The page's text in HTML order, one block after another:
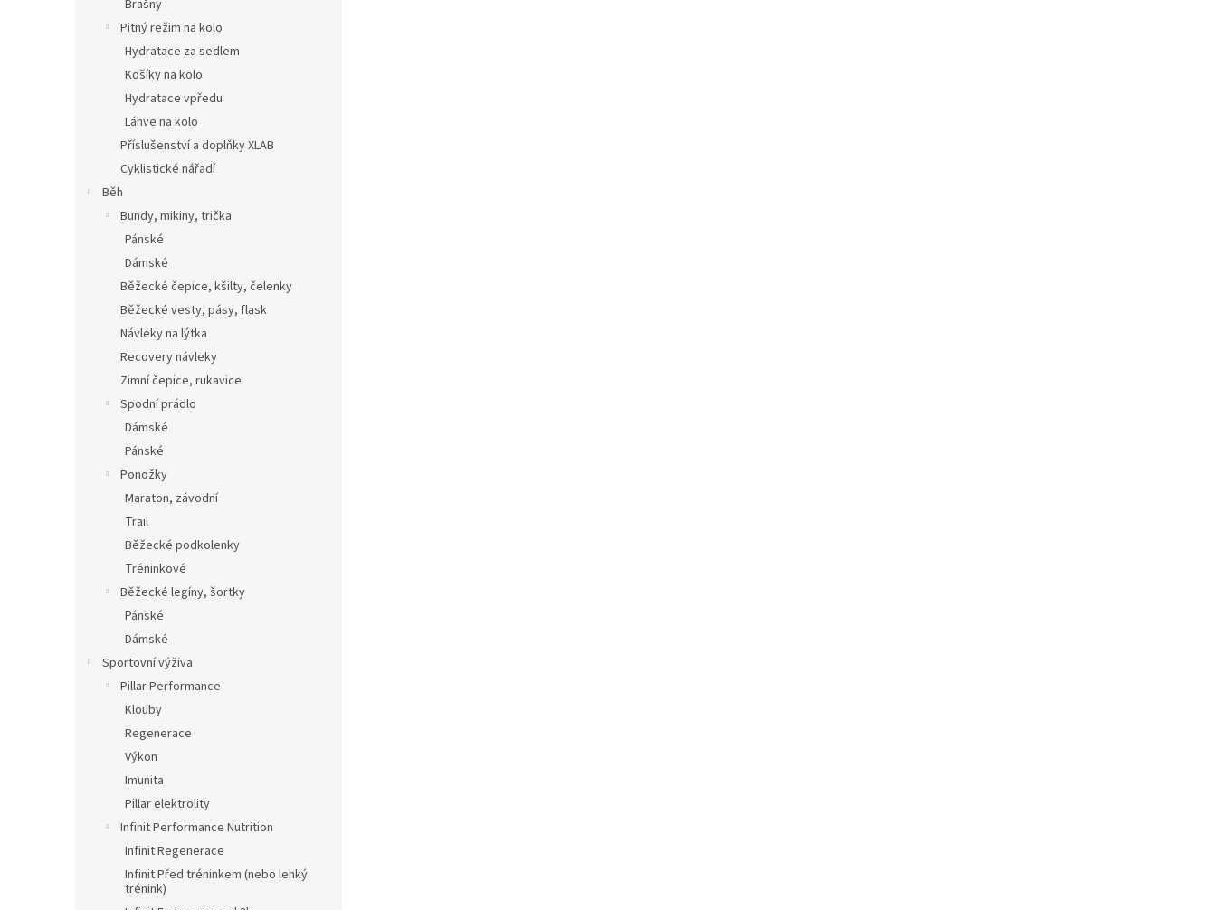
Brašny
Pitný režim na kolo
Hydratace za sedlem
Košíky na kolo
Hydratace vpředu
Láhve na kolo
Příslušenství a doplňky XLAB
Cyklistické nářadí
Běh
Bundy, mikiny, trička
Pánské
Dámské
Běžecké čepice, kšilty, čelenky
Běžecké vesty, pásy, flask
Návleky na lýtka
Recovery návleky
Zimní čepice, rukavice
Spodní prádlo
Dámské
Pánské
Ponožky
Maraton, závodní
Trail
Běžecké podkolenky
Tréninkové
Běžecké legíny, šortky
Pánské
Dámské
Sportovní výživa
Pillar Performance
Klouby
Regenerace
Výkon
Imunita
Pillar elektrolity
Infinit Performance Nutrition
Infinit Regenerace
Infinit Před tréninkem (nebo lehký
trénink)